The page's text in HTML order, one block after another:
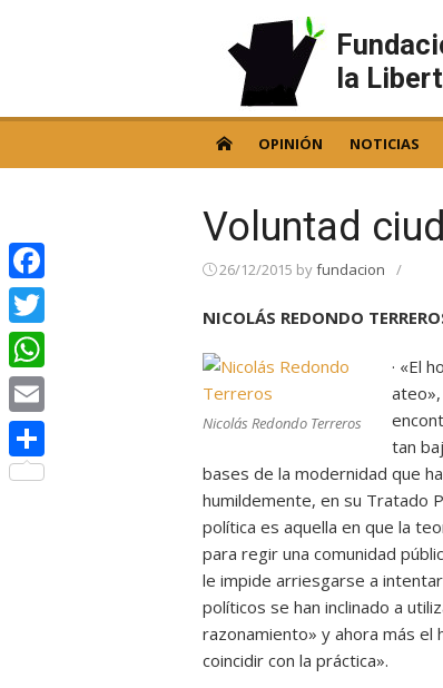
la
OPINIÓN NOTICIAS
Voluntad
26/12/2015 byfundacion /
NICOLÁS REDONDO
Nicolás Redondo Terreros
· «El
tan
bases de la modernidad que
humildemente, en su Tratado
política es aquella en que la
para regir una comunidad
le impide arriesgarse a
políticos se han inclinado a
razonamiento» y ahora más el
coincidir con la práctica».
Facebook
Twitter
WhatsApp
Email
Compartir